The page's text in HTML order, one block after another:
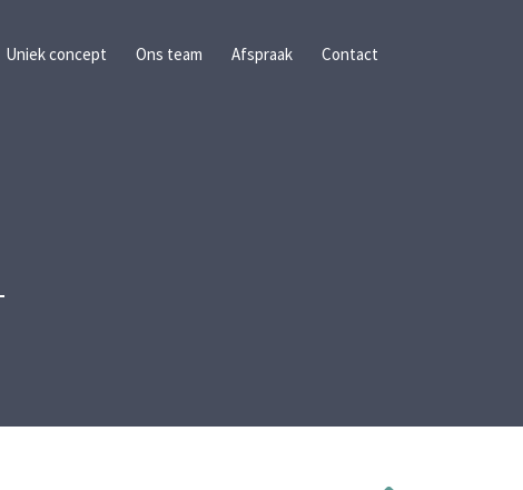
Uniek concept Ons team Afspraak Contact